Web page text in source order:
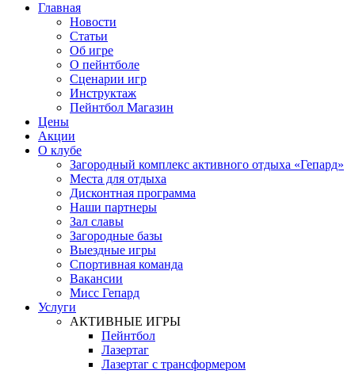
Главная
Новости
Статьи
Об игре
О пейнтболе
Сценарии игр
Инструктаж
Пейнтбол Магазин
Цены
Акции
О клубе
Загородный комплекс активного отдыха «Гепард»
Места для отдыха
Дисконтная программа
Наши партнеры
Зал славы
Загородные базы
Выездные игры
Спортивная команда
Вакансии
Мисс Гепард
Услуги
АКТИВНЫЕ ИГРЫ
Пейнтбол
Лазертаг
Лазертаг с трансформером